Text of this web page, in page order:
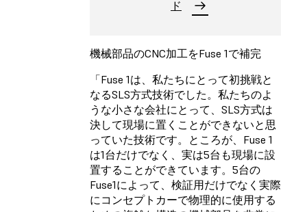
ド
機械部品のCNC加工をFuse 1で補完
「Fuse 1は、私たちにとって初挑戦と
なるSLS方式技術でした。私たちのよ
うな小さな会社にとって、SLS方式は
決して現場に置くことができないと思
っていた技術です。ところが、Fuse 1
は1台だけでなく、実は5台も現場に設
置することができています。5台の
Fuse1によって、検証用だけでなく実際
にコンセプトカーで物理的に使用する